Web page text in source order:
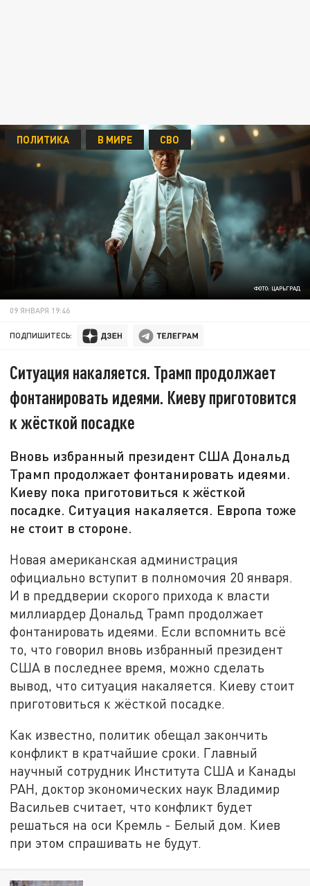
ФОТО: ЦАРЬГРАД
ПОЛИТИКА В МИРЕ СВО
09 ЯНВАРЯ 19:46
ПОДПИШИТЕСЬ:
Ситуация накаляется. Трамп продолжает
фонтанировать идеями. Киеву приготовится
к жёсткой посадке
Вновь избранный президент США Дональд
Трамп продолжает фонтанировать идеями.
Киеву пока приготовиться к жёсткой
посадке. Ситуация накаляется. Европа тоже
не стоит в стороне.
Новая американская администрация
официально вступит в полномочия 20 января.
И в преддверии скорого прихода к власти
миллиардер Дональд Трамп продолжает
фонтанировать идеями. Если вспомнить всё
то, что говорил вновь избранный президент
США в последнее время, можно сделать
вывод, что ситуация накаляется. Киеву стоит
приготовиться к жёсткой посадке.
Как известно, политик обещал закончить
конфликт в кратчайшие сроки. Главный
научный сотрудник Института США и Канады
РАН, доктор экономических наук Владимир
Васильев считает, что конфликт будет
решаться на оси Кремль - Белый дом. Киев
при этом спрашивать не будут.